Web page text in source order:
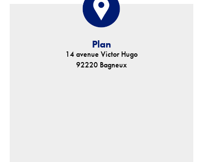
Plan
14 avenue Victor Hugo
92220 Bagneux